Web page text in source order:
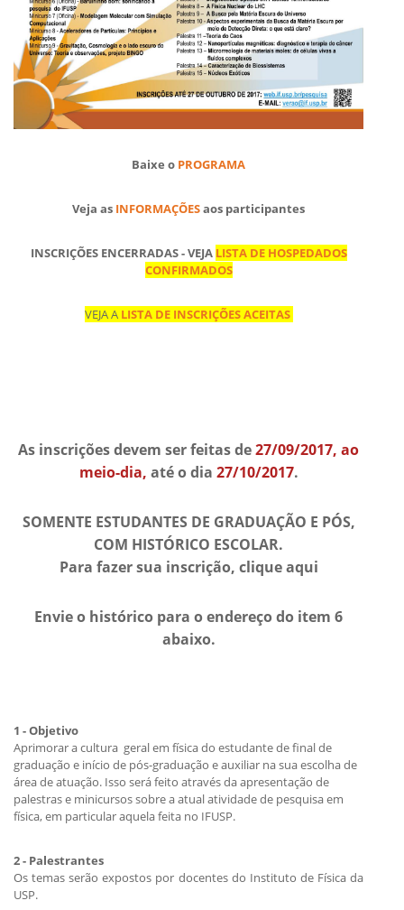
Baixe o PROGRAMA
Veja as INFORMAÇÕESaos participantes
INSCRIÇÕES ENCERRADAS - VEJA LISTA DE HOSPEDADOS
CONFIRMADOS
VEJA A LISTA DE INSCRIÇÕES ACEITAS
As inscrições devem ser feitas de27/09/2017, ao
meio-dia, até o dia 27/10/2017.
SOMENTE ESTUDANTES DE GRADUAÇÃO E PÓS,
COM HISTÓRICO ESCOLAR.
Para fazer sua inscrição, clique aqui
Envie o histórico para o endereço do item 6
abaixo.
1 - Objetivo
Aprimorar a cultura geral em física do estudante de final de
graduação e início de pós-graduação e auxiliar na sua escolha de
área de atuação. Isso será feito através da apresentação de
palestras e minicursos sobre a atual atividade de pesquisa em
física, em particular aquela feita no IFUSP.
2 - Palestrantes
Os temas serão expostos por docentes do Instituto de Física da
USP.